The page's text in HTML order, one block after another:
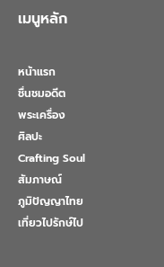
เมนูหลัก
หน้าแรก
ชื่นชมอดีต
พระเครื่อง
ศิลปะ
Crafting Soul
สัมภาษณ์
ภูมิปัญญาไทย
เที่ยวไปรักษ์ไป